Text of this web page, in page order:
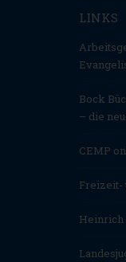
LINKS
Bock
– die
CEMP
Freizeit-
Heinrich